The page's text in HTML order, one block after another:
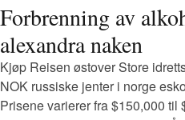
Forbrenning av
alexandra naken
Kjøp Reisen østover Store
NOK russiske jenter i norge
Prisene varierer fra $150,000